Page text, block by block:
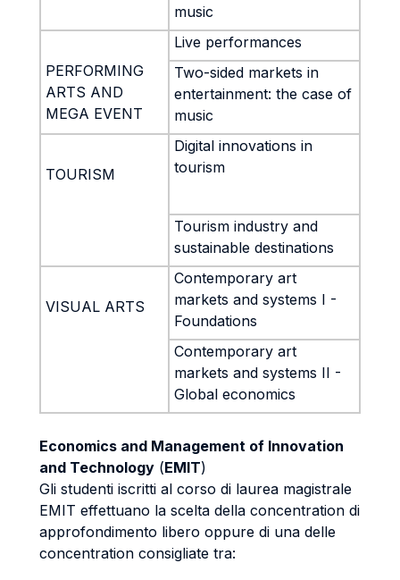
music
PERFORMING
ARTS AND
MEGA EVENT
Live performances
Two-sided markets in
entertainment: the case of
music
TOURISM
Digital innovations in
tourism
Tourism industry and
sustainable destinations
VISUAL ARTS
Contemporary art
markets and systems I -
Foundations
Contemporary art
markets and systems II -
Global economics
Economics and Management of Innovation
and Technology (EMIT)
Gli studenti iscritti al corso di laurea magistrale
EMIT effettuano la scelta della concentration di
approfondimento libero oppure di una delle
concentration consigliate tra: